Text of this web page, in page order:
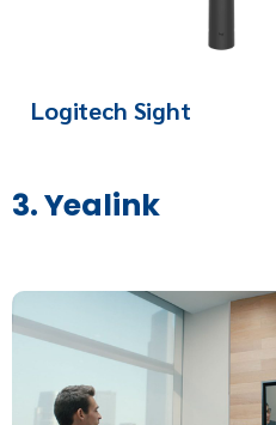
Logitech Sight
3. Yealink